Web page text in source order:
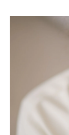
moda & ljepota